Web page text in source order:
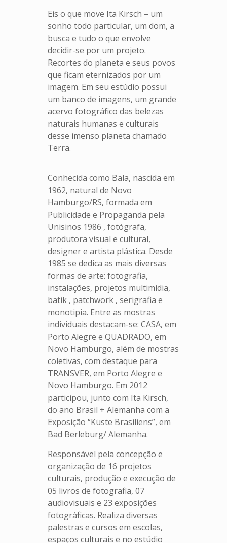
Eis o que move Ita Kirsch – um
sonho todo particular, um dom, a
busca e tudo o que envolve
decidir-se por um projeto.
Recortes do planeta e seus povos
que ficam eternizados por um
imagem. Em seu estúdio possui
um banco de imagens, um grande
acervo fotográfico das belezas
naturais humanas e culturais
desse imenso planeta chamado
Terra.
Conhecida como Bala, nascida em
1962, natural de Novo
Hamburgo/RS, formada em
Publicidade e Propaganda pela
Unisinos 1986 , fotógrafa,
produtora visual e cultural,
designer e artista plástica. Desde
1985 se dedica as mais diversas
formas de arte: fotografia,
instalações, projetos multimídia,
batik , patchwork , serigrafia e
monotipia. Entre as mostras
individuais destacam-se: CASA, em
Porto Alegre e QUADRADO, em
Novo Hamburgo, além de mostras
coletivas, com destaque para
TRANSVER, em Porto Alegre e
Novo Hamburgo. Em 2012
participou, junto com Ita Kirsch,
do ano Brasil + Alemanha com a
Exposição “Küste Brasiliens”, em
Bad Berleburg/ Alemanha.
Responsável pela concepção e
organização de 16 projetos
culturais, produção e execução de
05 livros de fotografia, 07
audiovisuais e 23 exposições
fotográficas. Realiza diversas
palestras e cursos em escolas,
espaços culturais e no estúdio